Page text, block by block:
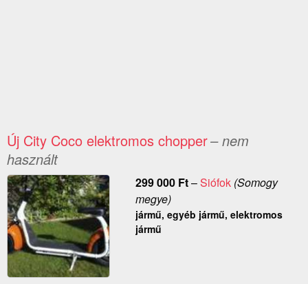
Új City Coco elektromos chopper– nem
használt
299 000 Ft–Siófok(Somogy
megye)
jármű, egyéb jármű, elektromos
jármű